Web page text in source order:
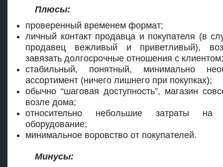
Плюсы:
проверенный временем формат;
личный контакт продавца и покупателя (в
продавец вежливый и приветливый),
завязать долгосрочные отношения с клиентом;
стабильный, понятный, минимально
ассортимент (ничего лишнего при покупках);
обычно “шаговая доступность”, магазин
возле дома;
относительно небольшие затраты на
оборудование;
минимальное воровство от покупателей.
Минусы: